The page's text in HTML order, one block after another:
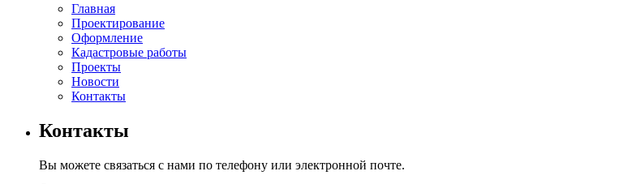
Главная
Проектирование
Оформление
Кадастровые работы
Проекты
Новости
Контакты
Контакты
Вы можете связаться с нами по телефону или электронной почте.